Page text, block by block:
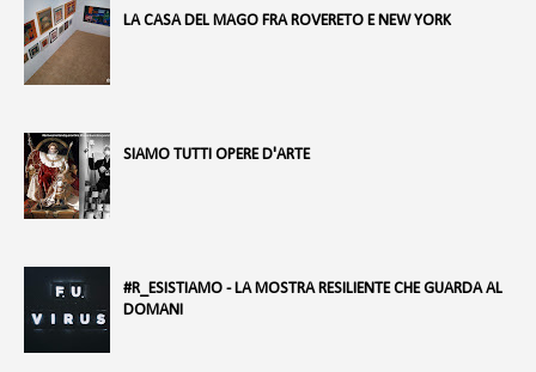
LA CASA DEL MAGO FRA ROVERETO E NEW YORK
SIAMO TUTTI OPERE D'ARTE
#R_ESISTIAMO - LA MOSTRA RESILIENTE CHE GUARDA AL
DOMANI